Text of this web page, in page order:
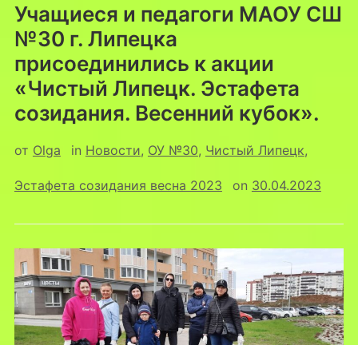
Учащиеся и педагоги МАОУ СШ
№30 г. Липецка
присоединились к акции
«Чистый Липецк. Эстафета
созидания. Весенний кубок».
от Olga in Новости, ОУ №30, Чистый Липецк,
Эстафета созидания весна 2023 on 30.04.2023